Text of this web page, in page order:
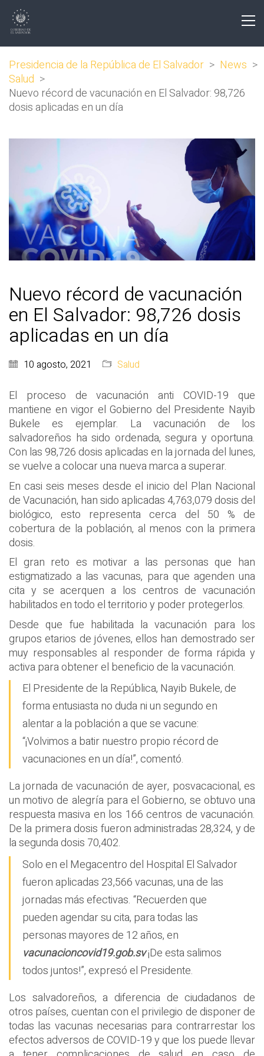
Presidencia de la República de El Salvador > News >
Salud >
Nuevo récord de vacunación en El Salvador: 98,726
dosis aplicadas en un día
Nuevo récord de vacunación
en El Salvador: 98,726 dosis
aplicadas en un día
10 agosto, 2021 Salud
El proceso de vacunación anti COVID-19 que
mantiene en vigor el Gobierno del Presidente Nayib
Bukele es ejemplar. La vacunación de los
salvadoreños ha sido ordenada, segura y oportuna.
Con las 98,726 dosis aplicadas en la jornada del lunes,
se vuelve a colocar una nueva marca a superar.
En casi seis meses desde el inicio del Plan Nacional
de Vacunación, han sido aplicadas 4,763,079 dosis del
biológico, esto representa cerca del 50 % de
cobertura de la población, al menos con la primera
dosis.
El gran reto es motivar a las personas que han
estigmatizado a las vacunas, para que agenden una
cita y se acerquen a los centros de vacunación
habilitados en todo el territorio y poder protegerlos.
Desde que fue habilitada la vacunación para los
grupos etarios de jóvenes, ellos han demostrado ser
muy responsables al responder de forma rápida y
activa para obtener el beneficio de la vacunación.
El Presidente de la República, Nayib Bukele, de
forma entusiasta no duda ni un segundo en
alentar a la población a que se vacune:
“¡Volvimos a batir nuestro propio récord de
vacunaciones en un día!”, comentó.
La jornada de vacunación de ayer, posvacacional, es
un motivo de alegría para el Gobierno, se obtuvo una
respuesta masiva en los 166 centros de vacunación.
De la primera dosis fueron administradas 28,324, y de
la segunda dosis 70,402.
Solo en el Megacentro del Hospital El Salvador
fueron aplicadas 23,566 vacunas, una de las
jornadas más efectivas. “Recuerden que
pueden agendar su cita, para todas las
personas mayores de 12 años, en
vacunacioncovid19.gob.sv¡De esta salimos
todos juntos!”, expresó el Presidente.
Los salvadoreños, a diferencia de ciudadanos de
otros países, cuentan con el privilegio de disponer de
todas las vacunas necesarias para contrarrestar los
efectos adversos de COVID-19 y que los puede llevar